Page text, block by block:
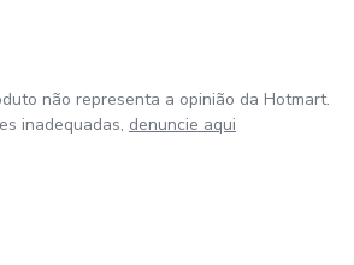
não representa a opinião da Hotmart.
inadequadas, denuncie aqui